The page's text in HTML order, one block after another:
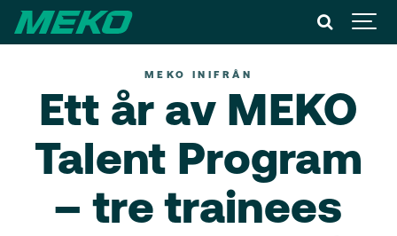
MEKO INIFRÅN
Ett år av MEKO
Talent Program
– tre trainees